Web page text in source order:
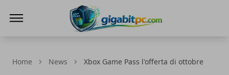
Home News Xbox Game Pass l'offerta di ottobre